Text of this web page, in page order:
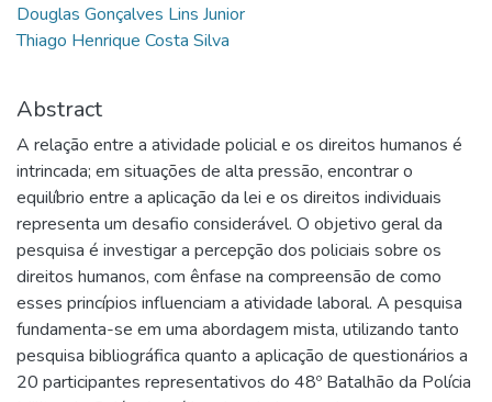
Douglas Gonçalves Lins Junior
Thiago Henrique Costa Silva
Abstract
A relação entre a atividade policial e os direitos humanos é
intrincada; em situações de alta pressão, encontrar o
equilíbrio entre a aplicação da lei e os direitos individuais
representa um desafio considerável. O objetivo geral da
pesquisa é investigar a percepção dos policiais sobre os
direitos humanos, com ênfase na compreensão de como
esses princípios influenciam a atividade laboral. A pesquisa
fundamenta-se em uma abordagem mista, utilizando tanto
pesquisa bibliográfica quanto a aplicação de questionários a
20 participantes representativos do 48º Batalhão da Polícia